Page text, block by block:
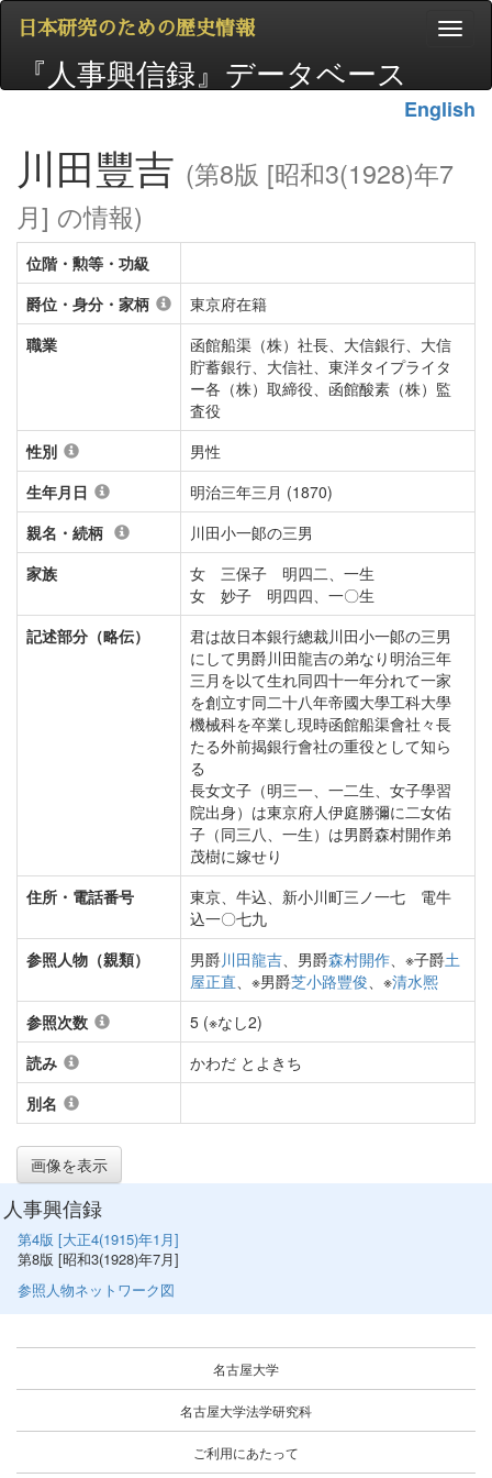
日本研究のための歴史情報
『人事興信録』データベース
English
川田豐吉 (第8版 [昭和3(1928)年7
月] の情報)
位階・勲等・功級
爵位・身分・家柄
東京府在籍
職業
函館船渠（株）社長、大信銀行、大信
貯蓄銀行、大信社、東洋タイプライタ
ー各（株）取締役、函館酸素（株）監
査役
性別
男性
生年月日
明治三年三月 (1870)
親名・続柄
川田小一郞の三男
家族
女 三保子 明四二、一生
女 妙子 明四四、一〇生
記述部分（略伝）
君は故日本銀行總裁川田小一郞の三男
にして男爵川田龍吉の弟なり明治三年
三月を以て生れ同四十一年分れて一家
を創立す同二十八年帝國大學工科大學
機械科を卒業し現時函館船渠會社々長
たる外前揭銀行會社の重役として知ら
る
長女文子（明三一、一二生、女子學習
院出身）は東京府人伊庭勝彌に二女佑
子（同三八、一生）は男爵森村開作弟
茂樹に嫁せり
住所・電話番号
東京、牛込、新小川町三ノ一七 電牛
込一〇七九
参照人物（親類）
男爵川田龍吉、男爵森村開作、※子爵土
屋正直、※男爵芝小路豐俊、※清水熈
参照次数
5 (※なし2)
読み
かわだ とよきち
別名
画像を表示
人事興信録
第4版 [大正4(1915)年1月]
第8版 [昭和3(1928)年7月]
参照人物ネットワーク図
名古屋大学
名古屋大学法学研究科
ご利用にあたって